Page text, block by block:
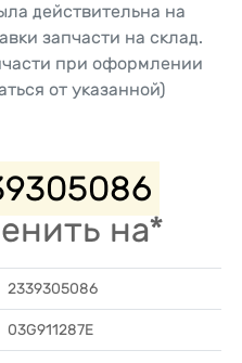
действительна на
запчасти на склад.
при оформлении
от указанной)
на*
2339305086
03G911287E